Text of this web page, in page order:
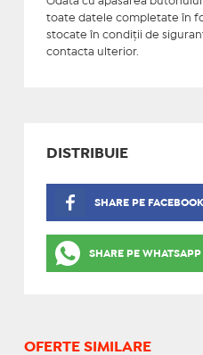
toate datele completate în
stocate în condiţii de
contacta ulterior.
DISTRIBUIE
SHARE PE FACEBOOK
SHARE PE WHATSAPP
OFERTE SIMILARE